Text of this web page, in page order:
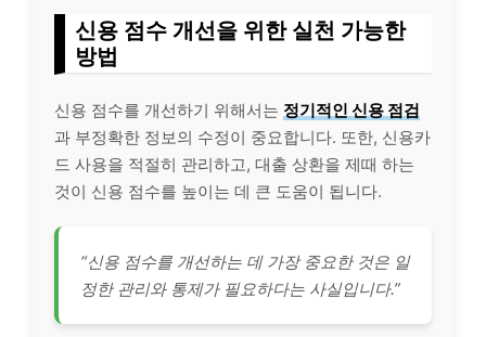
신용 점수 개선을 위한 실천 가능한
방법
신용 점수를 개선하기 위해서는 정기적인 신용 점검
과 부정확한 정보의 수정이 중요합니다. 또한, 신용카
드 사용을 적절히 관리하고, 대출 상환을 제때 하는
것이 신용 점수를 높이는 데 큰 도움이 됩니다.
“신용 점수를 개선하는 데 가장 중요한 것은 일
정한 관리와 통제가 필요하다는 사실입니다.”